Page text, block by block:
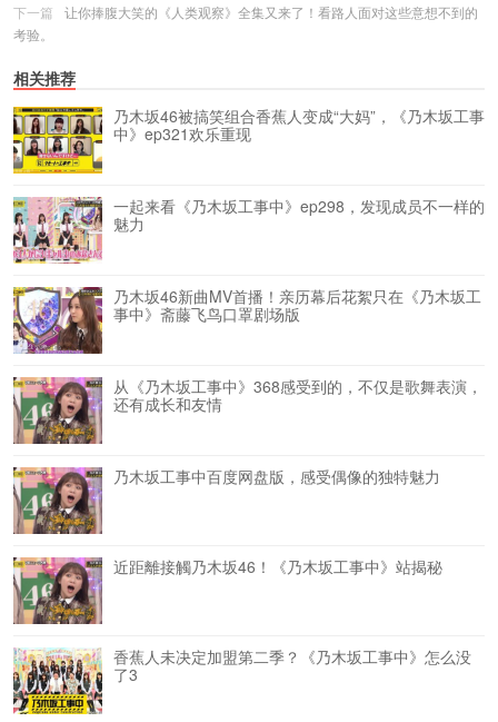
下一篇
让你捧腹大笑的《人类观察》全集又来了！看路人面对这些意想不到的
考验。
相关推荐
乃木坂46被搞笑组合香蕉人变成“大妈”，《乃木坂工事
中》ep321欢乐重现
一起来看《乃木坂工事中》ep298，发现成员不一样的
魅力
乃木坂46新曲MV首播！亲历幕后花絮只在《乃木坂工
事中》斋藤飞鸟口罩剧场版
从《乃木坂工事中》368感受到的，不仅是歌舞表演，
还有成长和友情
乃木坂工事中百度网盘版，感受偶像的独特魅力
近距離接觸乃木坂46！《乃木坂工事中》站揭秘
香蕉人未决定加盟第二季？《乃木坂工事中》怎么没
了3